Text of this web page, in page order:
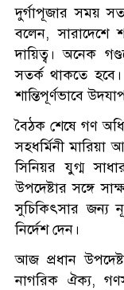
দুর্গাপূজার সময়
বলেন, সারাদেশে
দায়িত্ব। অনেক
সতর্ক থাকতে
শান্তিপূর্ণভাবে
বৈঠক শেষে গণ
সহধর্মিনী মারিয়া
সিনিয়র যুগ্ম
উপদেষ্টার সঙ্গে
সুচিকিৎসার জন্য
নির্দেশ দেন।
আজ প্রধান
নাগরিক ঐক্য,